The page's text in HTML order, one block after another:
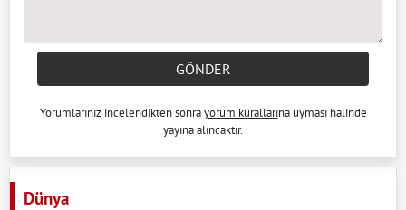
GÖNDER
Yorumlarınız incelendikten sonrayorum kurallarına uyması halinde
yayına alıncaktır.
Dünya